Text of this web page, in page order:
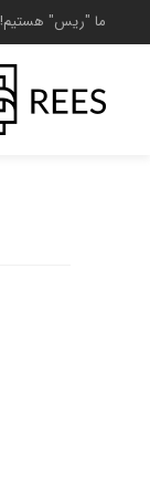
ما "ریس" هستیم!